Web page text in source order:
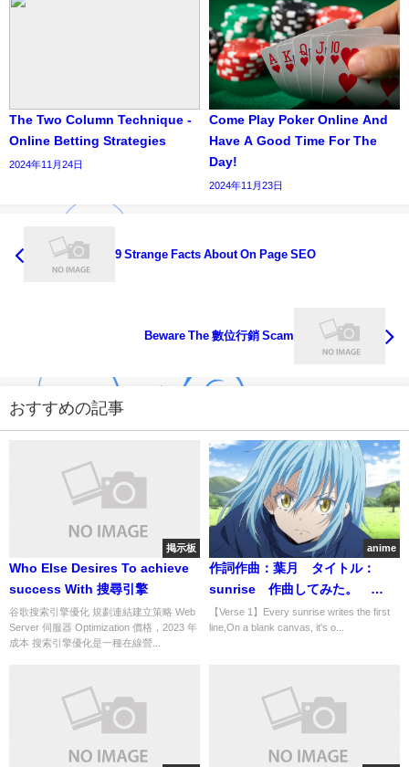
The Two Column Technique -
Online Betting Strategies
2024年11月24日
Come Play Poker Online And
Have A Good Time For The
Day!
2024年11月23日
9 Strange Facts About On Page SEO
Beware The 數位行銷 Scam
おすすめの記事
掲示板
Who Else Desires To achieve
success With 搜尋引擎
谷歌搜索引擎優化 規劃連結建立策略 Web
Server 伺服器 Optimization 價格，2023 年
成本 搜索引擎優化是一種在線營...
anime
作詞作曲：葉月 タイトル：
sunrise 作曲してみた。
#ai #chatgpt
【Verse 1】Every sunrise writes the first
line,On a blank canvas, it's o...